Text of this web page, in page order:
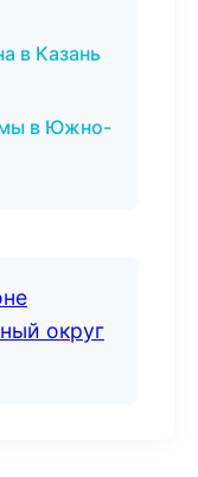
в Казань
в Южно-
округ